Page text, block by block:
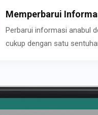
Memperbarui
Perbarui informasi anabul
cukup dengan satu